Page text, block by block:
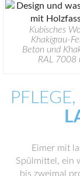
Kubisches
Khakigrau-
Beton und
RAL 7008
Eimer mit
Spülmittel, ein
bis zweimal